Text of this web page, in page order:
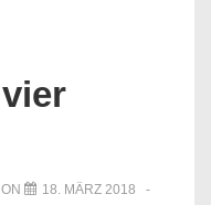
18. MÄRZ 2018